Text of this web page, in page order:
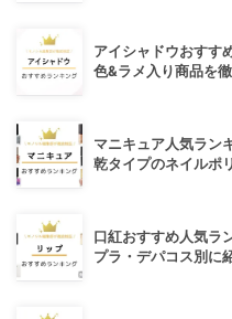
アイシャドウおすす
色&ラメ入り商品を徹
マニキュア人気ラン
乾タイプのネイルポ
口紅おすすめ人気ラ
プラ・デパコス別に